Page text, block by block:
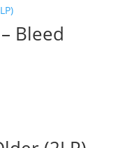
Bleed